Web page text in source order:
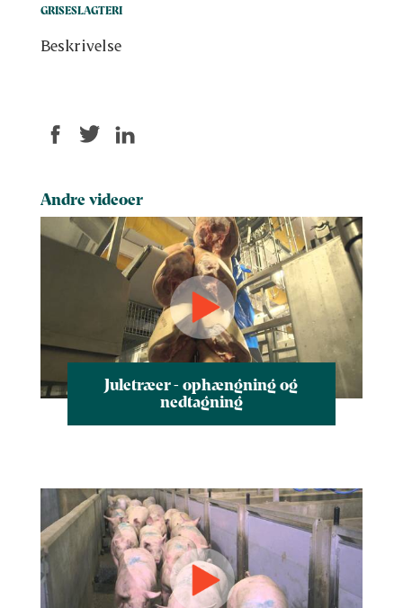
GRISESLAGTERI
Beskrivelse
Andre videoer
Juletræer - ophængning og
nedtagning